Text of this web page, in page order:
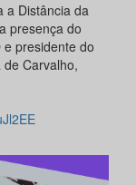
a Distância da
presença do
presidente do
Carvalho,